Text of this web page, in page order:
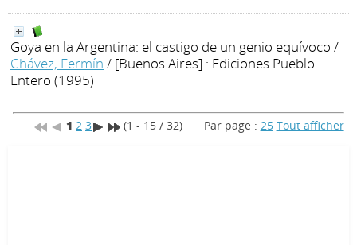
Goya en la Argentina: el castigo de un genio equívoco /
Chávez, Fermín / [Buenos Aires] : Ediciones Pueblo
Entero (1995)
1 2 3 (1 - 15 / 32) Par page : 25 Tout afficher